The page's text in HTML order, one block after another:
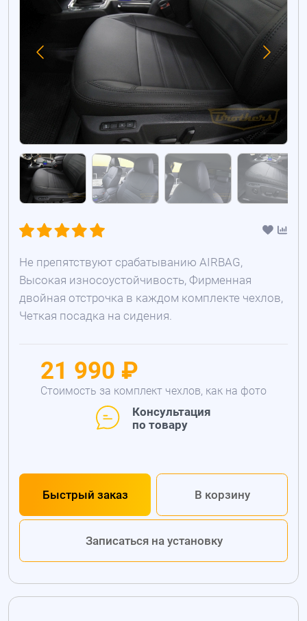
Не препятствуют срабатыванию AIRBAG,
Высокая износоустойчивость, Фирменная
двойная отстрочка в каждом комплекте чехлов,
Четкая посадка на сидения.
21 990 ₽
Стоимость за комплект чехлов, как на фото
Консультация
по товару
Быстрый заказ В корзину
Записаться на установку